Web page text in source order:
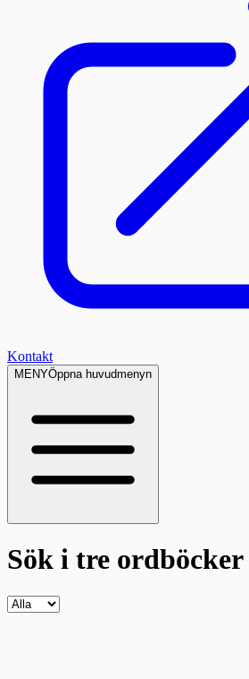
Kontakt
MENYÖppna huvudmenyn
Sök i tre ordböcker